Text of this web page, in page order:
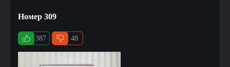
Номер 309
387 48